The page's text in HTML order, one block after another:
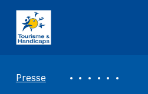
ASSOCIATION TOURISME ET HANDICAPS
Presse